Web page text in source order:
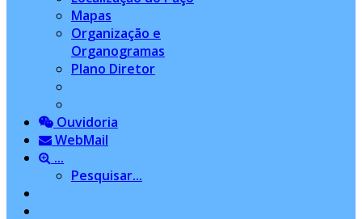
Mapas
Organização e
Organogramas
Plano Diretor
Ouvidoria
WebMail
...
Pesquisar...